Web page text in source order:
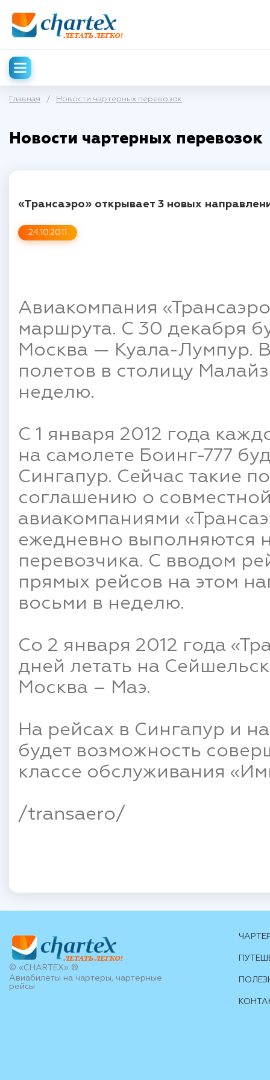
Главная / Новости чартерных перевозок
Новости чартерных перевозок
24.10.2011
«Трансаэро» открывает 3 новых
Авиакомпания
маршрута. С 30 декабря
Москва — Куала-Лумпур. В
полетов в столицу
неделю.
С 1 января 2012 года
на самолете Боинг-777
Сингапур. Сейчас такие
соглашению о
авиакомпаниями
ежедневно выполняются
перевозчика. С вводом
прямых рейсов на этом
восьми в неделю.
Со 2 января 2012 года
дней летать на
Москва – Маэ.
На рейсах в Сингапур и
будет возможность
классе обслуживания
/transaero/
© «CHARTEX» ®
Авиабилеты на чартеры, чартерные
рейсы